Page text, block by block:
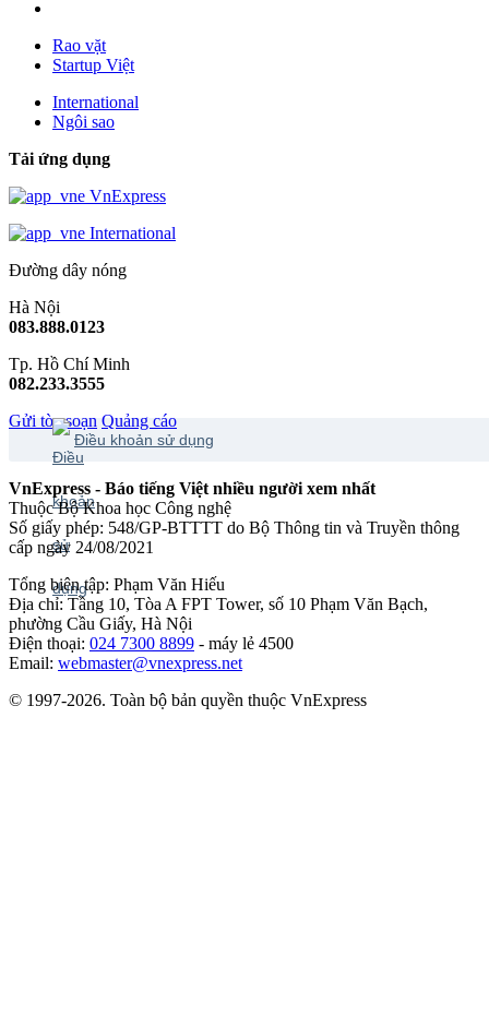
Rao vặt
Startup Việt
International
Ngôi sao
Tải ứng dụng
VnExpress
International
Đường dây nóng
Hà Nội
083.888.0123
Tp. Hồ Chí Minh
082.233.3555
Gửi tòa soạn Quảng cáo
Điều khoản sử dụng
VnExpress - Báo tiếng Việt nhiều người xem nhất
Thuộc Bộ Khoa học Công nghệ
Số giấy phép: 548/GP-BTTTT do Bộ Thông tin và Truyền thông
cấp ngày 24/08/2021
Tổng biên tập: Phạm Văn Hiếu
Địa chỉ: Tầng 10, Tòa A FPT Tower, số 10 Phạm Văn Bạch,
phường Cầu Giấy, Hà Nội
Điện thoại: 024 7300 8899 - máy lẻ 4500
Email: webmaster@vnexpress.net
© 1997-2026. Toàn bộ bản quyền thuộc VnExpress